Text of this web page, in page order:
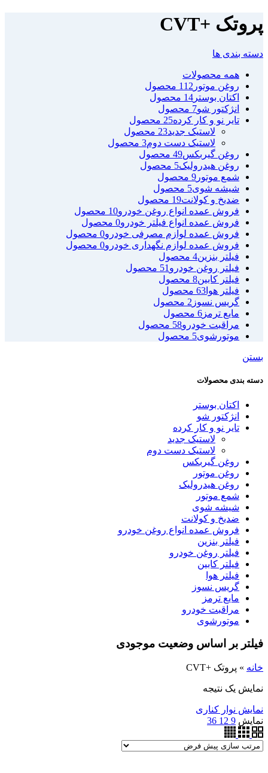
پروتک +CVT
دسته بندی ها
همه محصولات
روغن موتور 112 محصول
اکتان بوستر 14 محصول
انژکتور شو7 محصول
تایر نو و کار کرده25 محصول
لاستیک جدید23 محصول
لاستیک دست دوم3 محصول
روغن گیربکس49 محصول
روغن هیدرولیک5 محصول
شمع موتور 9 محصول
شیشه شوی5 محصول
ضدیخ و کولانت19 محصول
فروش عمده انواع روغن خودرو10 محصول
فروش عمده انواع فیلتر خودرو0 محصول
فروش عمده لوازم مصرفی خودرو0 محصول
فروش عمده لوازم نگهداری خودرو0 محصول
فیلتر بنزین4 محصول
فیلتر روغن خودرو 51 محصول
فیلتر کابین8 محصول
فیلتر هوا 63 محصول
گریس نسوز 2 محصول
مایع ترمز 6 محصول
مراقبت خودرو58 محصول
موتورشوی5 محصول
بستن
دسته بندی محصولات
اکتان بوستر
انژکتور شو
تایر نو و کار کرده
لاستیک جدید
لاستیک دست دوم
روغن گیربکس
روغن موتور
روغن هیدرولیک
شمع موتور
شیشه شوی
ضدیخ و کولانت
فروش عمده انواع روغن خودرو
فیلتر بنزین
فیلتر روغن خودرو
فیلتر کابین
فیلتر هوا
گریس نسوز
مایع ترمز
مراقبت خودرو
موتورشوی
فیلتر بر اساس وضعیت موجودی
خانه » پروتک +CVT
نمایش یک نتیجه
نمایش نوار کناری
نمایش 9
12
36